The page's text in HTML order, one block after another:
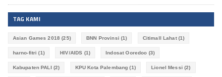
TAG KAMI
Asian Games 2018 (25) BNN Provinsi (1) Citimall Lahat(1)
harno-fitri (1) HIV/AIDS (1) Indosat Ooredoo (3)
Kabupaten PALI (2) KPU Kota Palembang (1) Lionel Messi (2)